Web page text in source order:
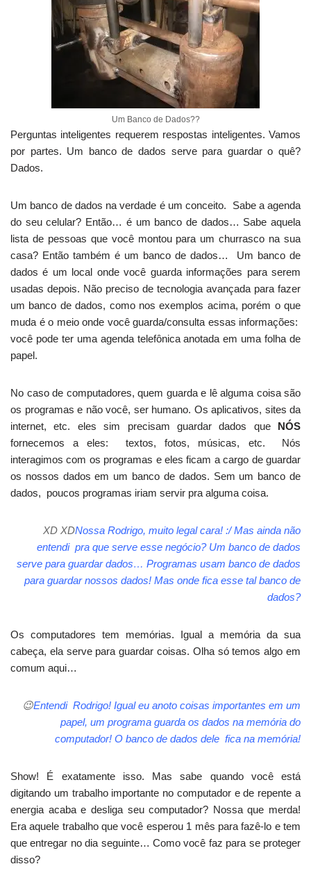
Um Banco de Dados??
Perguntas inteligentes requerem respostas inteligentes. Vamos
por partes. Um banco de dados serve para guardar o quê?
Dados.
Um banco de dados na verdade é um conceito. Sabe a agenda
do seu celular? Então… é um banco de dados… Sabe aquela
lista de pessoas que você montou para um churrasco na sua
casa? Então também é um banco de dados… Um banco de
dados é um local onde você guarda informações para serem
usadas depois. Não preciso de tecnologia avançada para fazer
um banco de dados, como nos exemplos acima, porém o que
muda é o meio onde você guarda/consulta essas informações:
você pode ter uma agenda telefônica anotada em uma folha de
papel.
No caso de computadores, quem guarda e lê alguma coisa são
os programas e não você, ser humano. Os aplicativos, sites da
internet, etc. eles sim precisam guardar dados que NÓS
fornecemos a eles: textos, fotos, músicas, etc. Nós
interagimos com os programas e eles ficam a cargo de guardar
os nossos dados em um banco de dados. Sem um banco de
dados, poucos programas iriam servir pra alguma coisa.
XD XDNossa Rodrigo, muito legal cara! :/ Mas ainda não
entendi pra que serve esse negócio? Um banco de dados
serve para guardar dados… Programas usam banco de dados
para guardar nossos dados! Mas onde fica esse tal banco de
dados?
Os computadores tem memórias. Igual a memória da sua
cabeça, ela serve para guardar coisas. Olha só temos algo em
comum aqui…
😉Entendi Rodrigo! Igual eu anoto coisas importantes em um
papel, um programa guarda os dados na memória do
computador! O banco de dados dele fica na memória!
Show! É exatamente isso. Mas sabe quando você está
digitando um trabalho importante no computador e de repente a
energia acaba e desliga seu computador? Nossa que merda!
Era aquele trabalho que você esperou 1 mês para fazê-lo e tem
que entregar no dia seguinte… Como você faz para se proteger
disso?